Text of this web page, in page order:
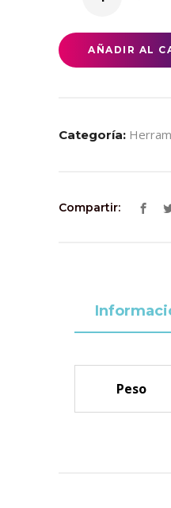
quantityAÑADIR AL
Categoría:
Compartir:
Peso